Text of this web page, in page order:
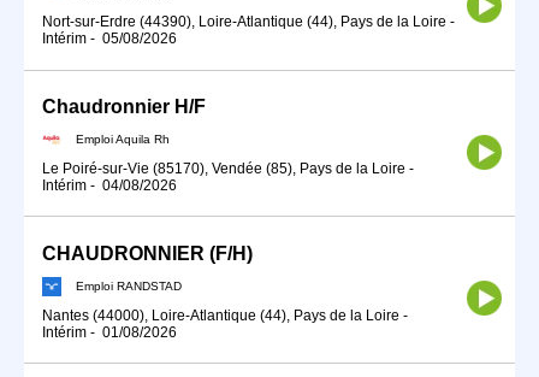
Nort-sur-Erdre (44390), Loire-Atlantique (44), Pays de la Loire -
Intérim - 05/08/2026
Chaudronnier H/F
Emploi Aquila Rh
Le Poiré-sur-Vie (85170), Vendée (85), Pays de la Loire -
Intérim - 04/08/2026
CHAUDRONNIER (F/H)
Emploi RANDSTAD
Nantes (44000), Loire-Atlantique (44), Pays de la Loire -
Intérim - 01/08/2026